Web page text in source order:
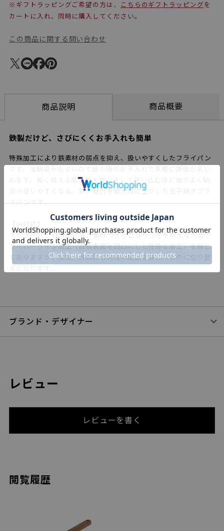
※ギフトラッピングご希望の方は、 こちらのギフトラッピング を
カートに入れ、同時に購入してください。
この商品に関する問い合わせ
商品説明 商品概要
鉄製だけど、さびにくくお手入れも簡単
特殊加工により鉄素材の弱点を抑え、扱いやすくしたフライパン
めます。長く使える高い耐久性、そして使い込むほど油がよく馴
染み使いやすくなる。鉄の魅力を最大限に生かした玉子焼きフラ
イパンです。
※フライパンの内側には、焦げつきやこびりつきを抑えるためフ
ァイバーライン加工（鉄板表面を凹凸にした特殊な加工）を施し
てありますが、順次、外側にも同様の加工を施したものに切り替
ブランド・デザイナー
レビュー
レビューを書く
閲覧履歴